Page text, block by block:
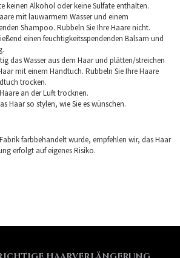
keinen Alkohol oder keine Sulfate enthalten.
mit lauwarmem Wasser und einem
Shampoo. Rubbeln Sie Ihre Haare nicht.
einen feuchtigkeitsspendenden Balsam und
das Wasser aus dem Haar und plätten/streichen
mit einem Handtuch. Rubbeln Sie Ihre Haare
trocken.
an der Luft trocknen.
Haar so stylen, wie Sie es wünschen.
farbbehandelt wurde, empfehlen wir, das Haar
erfolgt auf eigenes Risiko.